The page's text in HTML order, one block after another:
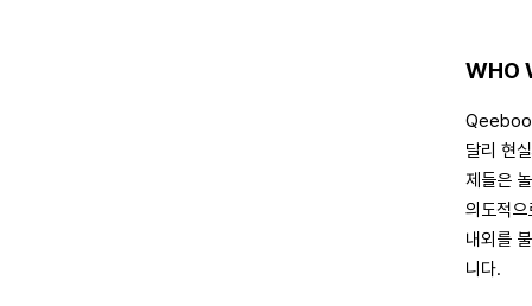
WHO
Qeeboo
달리 현
제들은
의도적
내외를
니다.